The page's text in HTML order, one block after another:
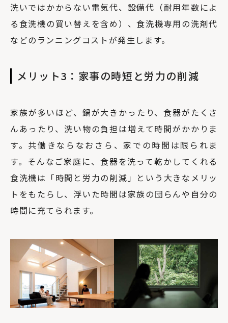
洗いではかからない電気代、設備代（耐用年数によ
る食洗機の買い替えを含め）、食洗機専用の洗剤代
などのランニングコストが発生します。
メリット3：家事の時短と労力の削減
家族が多いほど、鍋が大きかったり、食器がたくさ
んあったり、洗い物の負担は増えて時間がかかりま
す。共働きならなおさら、家での時間は限られま
す。そんなご家庭に、食器を洗って乾かしてくれる
食洗機は「時間と労力の削減」という大きなメリッ
トをもたらし、浮いた時間は家族の団らんや自分の
時間に充てられます。